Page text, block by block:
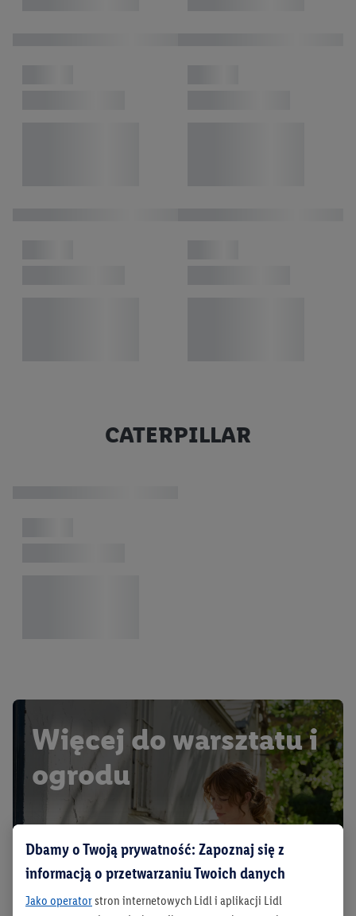
CATERPILLAR
Więcej do warsztatu i
ogrodu
Dbamy o Twoją prywatność: Zapoznaj się z
informacją o przetwarzaniu Twoich danych
Jako operatorstron internetowych Lidl i aplikacji Lidl